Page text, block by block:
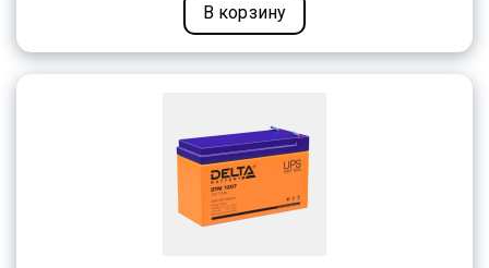
В корзину